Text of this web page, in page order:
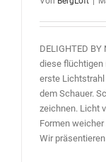
DELIGHTED BY
diese flüchtigen
erste Lichtstrahl
dem Schauer.
zeichnen. Licht
Formen
Wir